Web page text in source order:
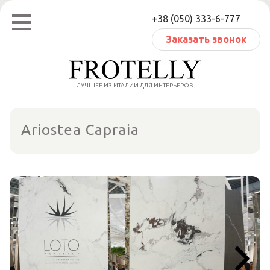
Перейти
содержанию
+38 (050) 333-6-777
Заказать звонок
ЛУЧШЕЕ ИЗ ИТАЛИИ ДЛЯ ИНТЕРЬЕРОВ
Ariostea Capraia